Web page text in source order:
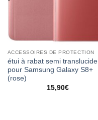
ACCESSOIRES DE PROTECTION
étui à rabat semi translucide
pour Samsung Galaxy S8+
(rose)
15,90€